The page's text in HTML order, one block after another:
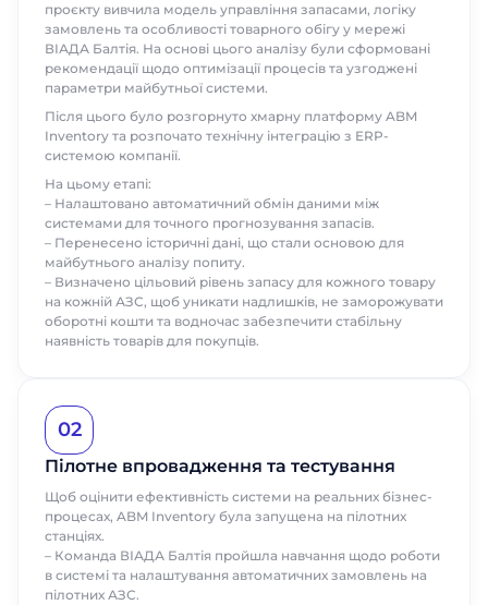
Замовити
презентацію
Заповніть форму, щоб дізнатися
більше про продукти ABM Cloud
Ім'я
Прізвище
Email
Назва компанії
найближчим часом. Гарного дня!
проєкту вивчила модель управління запасами, логіку
замовлень та особливості товарного обігу у мережі
ВІАДА Балтія. На основі цього аналізу були сформовані
рекомендації щодо оптимізації процесів та узгоджені
параметри майбутньої системи.
Після цього було розгорнуто хмарну платформу ABM
Inventory та розпочато технічну інтеграцію з ERP-
системою компанії.
На цьому етапі:
– Налаштовано автоматичний обмін даними між
системами для точного прогнозування запасів.
– Перенесено історичні дані, що стали основою для
майбутнього аналізу попиту.
– Визначено цільовий рівень запасу для кожного товару
на кожній АЗС, щоб уникати надлишків, не заморожувати
оборотні кошти та водночас забезпечити стабільну
наявність товарів для покупців.
02
Пілотне впровадження та тестування
Щоб оцінити ефективність системи на реальних бізнес-
процесах, ABM Inventory була запущена на пілотних
станціях.
– Команда ВІАДА Балтія пройшла навчання щодо роботи
в системі та налаштування автоматичних замовлень на
пілотних АЗС.
Ім'я
Прізвище
Посада
Ми цінуємо, що ви зацікавились саме
найближчим часом. Гарного дня!
Замовити
презентацію
Заповніть форму, щоб дізнатися
більше про продукти ABM Cloud
Ім'я
Прізвище
Email
Назва компанії
найближчим часом. Гарного дня!
Замовити дзвінок
Поспілкуйтесь з нашим експертом
вже сьогодні
Ми цінуємо, що ви зацікавились саме
найближчим часом. Гарного дня!
Ми цінуємо, що ви зацікавились саме
найближчим часом. Гарного дня!